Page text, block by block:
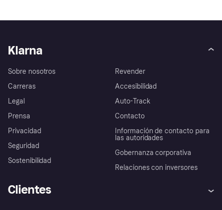
Klarna
Sobre nosotros
Carreras
Legal
Prensa
Privacidad
Seguridad
Sostenibilidad
Revender
Accesibilidad
Auto-Track
Contacto
Información de contacto para
las autoridades
Gobernanza corporativa
Relaciones con inversores
Clientes